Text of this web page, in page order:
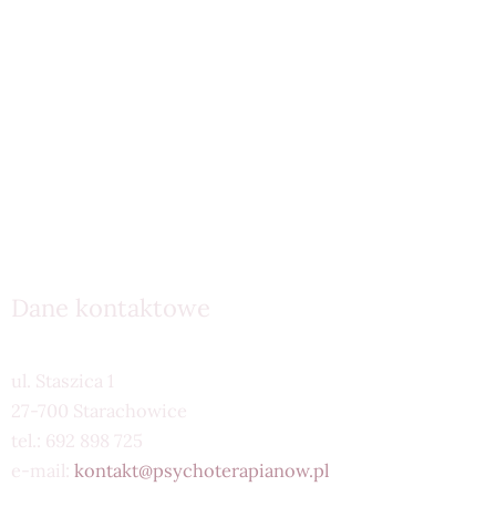
Dane kontaktowe
ul. Staszica 1
27-700 Starachowice
tel.: 692 898 725
e-mail: kontakt@psychoterapianow.pl